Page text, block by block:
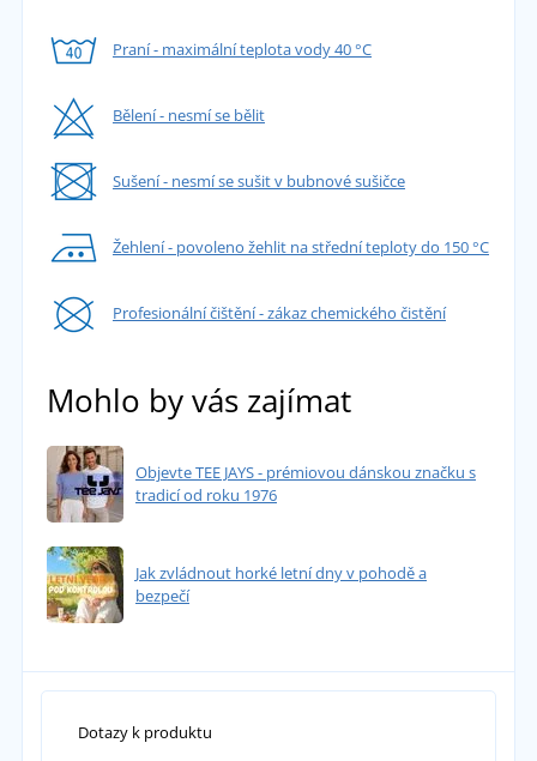
Praní - maximální teplota vody 40 °C
Bělení - nesmí se bělit
Sušení - nesmí se sušit v bubnové sušičce
Žehlení - povoleno žehlit na střední teploty do 150 °C
Profesionální čištění - zákaz chemického čistění
Mohlo by vás zajímat
Objevte TEE JAYS - prémiovou dánskou značku s
tradicí od roku 1976
Jak zvládnout horké letní dny v pohodě a
bezpečí
Dotazy k produktu